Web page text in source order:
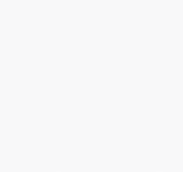
Политика